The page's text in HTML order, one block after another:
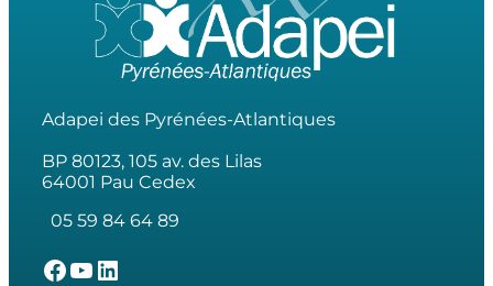
Adapei des Pyrénées-Atlantiques
BP 80123, 105 av. des Lilas
64001 Pau Cedex
05 59 84 64 89
L'Adapei des Pyrénées-Atlantiques sur Facebook
L'Adapei des Pyrénées-Atlantiques sur Youtube
L'Adapei des Pyrénées-Atlantiques sur Linkedin